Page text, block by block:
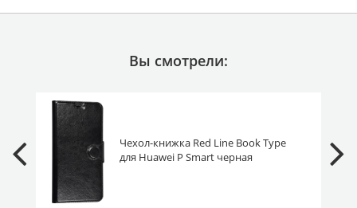
Вы смотрели:
Чехол-книжка Red Line Book Type
для Huawei P Smart черная